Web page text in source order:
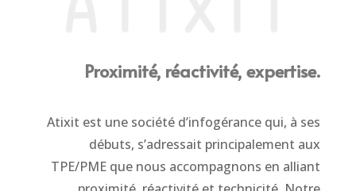
Proximité, réactivité, expertise.
Atixit est une société d’infogérance qui, à ses
débuts, s’adressait principalement aux
TPE/PME que nous accompagnons en alliant